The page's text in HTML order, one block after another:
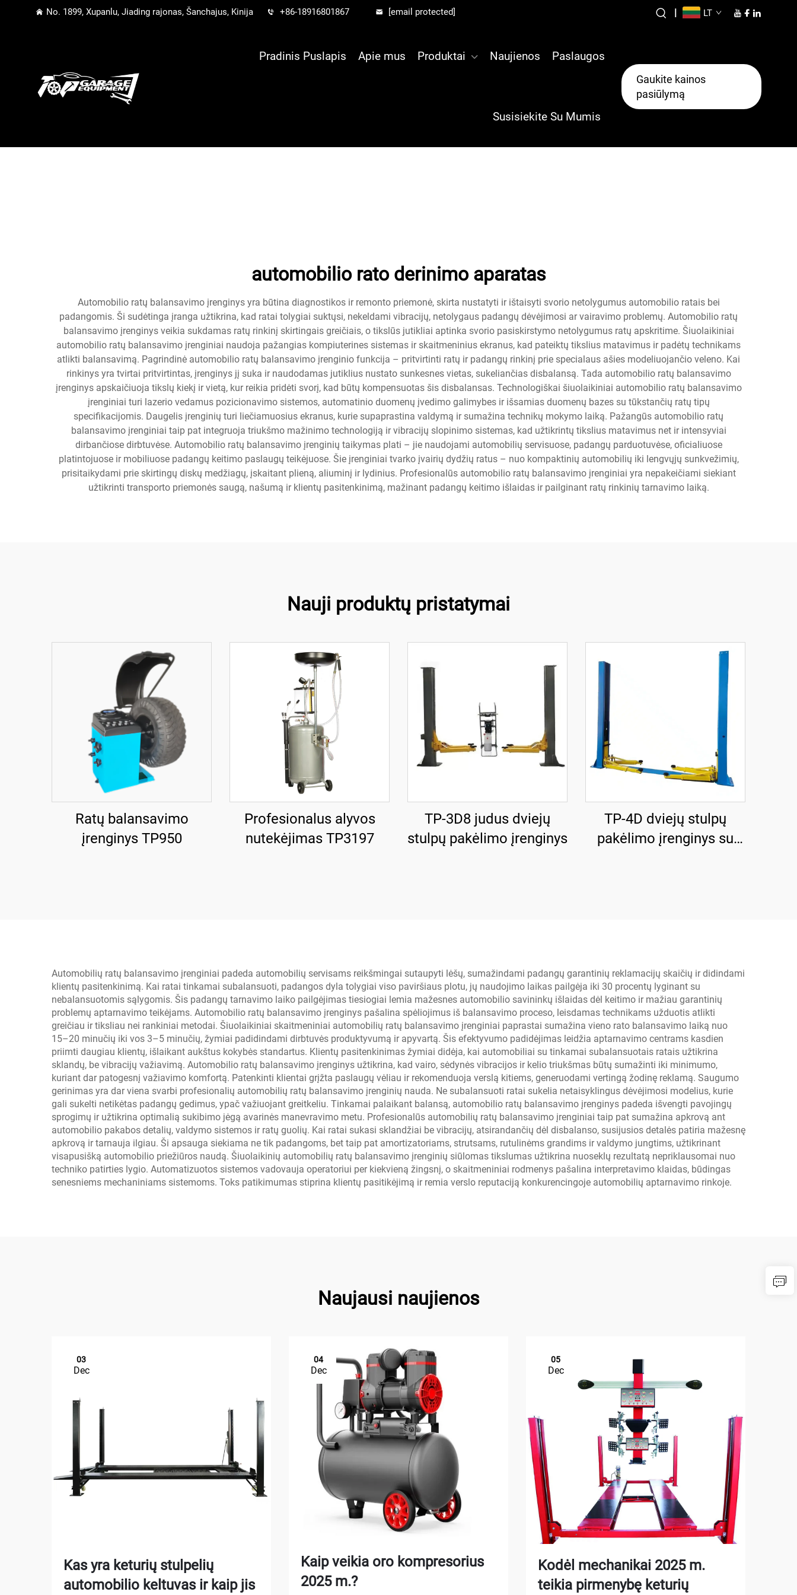
No. 1899, Xupanlu, Jiading rajonas, Šanchajus, Kinija +86-18916801867 [email protected] | LT
Pradinis Puslapis Apie mus Produktai Naujienos Paslaugos
Susisiekite Su Mumis
Gaukite kainos
pasiūlymą
automobilio rato derinimo aparatas
Automobilio ratų balansavimo įrenginys yra būtina diagnostikos ir remonto priemonė, skirta nustatyti ir ištaisyti svorio netolygumus automobilio ratais bei
padangomis. Ši sudėtinga įranga užtikrina, kad ratai tolygiai suktųsi, nekeldami vibracijų, netolygaus padangų dėvėjimosi ar vairavimo problemų. Automobilio ratų
balansavimo įrenginys veikia sukdamas ratų rinkinį skirtingais greičiais, o tikslūs jutikliai aptinka svorio pasiskirstymo netolygumus ratų apskritime. Šiuolaikiniai
automobilio ratų balansavimo įrenginiai naudoja pažangias kompiuterines sistemas ir skaitmeninius ekranus, kad pateiktų tikslius matavimus ir padėtų technikams
atlikti balansavimą. Pagrindinė automobilio ratų balansavimo įrenginio funkcija – pritvirtinti ratų ir padangų rinkinį prie specialaus ašies modeliuojančio veleno. Kai
rinkinys yra tvirtai pritvirtintas, įrenginys jį suka ir naudodamas jutiklius nustato sunkesnes vietas, sukeliančias disbalansą. Tada automobilio ratų balansavimo
įrenginys apskaičiuoja tikslų kiekį ir vietą, kur reikia pridėti svorį, kad būtų kompensuotas šis disbalansas. Technologiškai šiuolaikiniai automobilio ratų balansavimo
įrenginiai turi lazerio vedamus pozicionavimo sistemos, automatinio duomenų įvedimo galimybes ir išsamias duomenų bazes su tūkstančių ratų tipų
specifikacijomis. Daugelis įrenginių turi liečiamuosius ekranus, kurie supaprastina valdymą ir sumažina technikų mokymo laiką. Pažangūs automobilio ratų
balansavimo įrenginiai taip pat integruoja triukšmo mažinimo technologiją ir vibracijų slopinimo sistemas, kad užtikrintų tikslius matavimus net ir intensyviai
dirbančiose dirbtuvėse. Automobilio ratų balansavimo įrenginių taikymas plati – jie naudojami automobilių servisuose, padangų parduotuvėse, oficialiuose
platintojuose ir mobiliuose padangų keitimo paslaugų teikėjuose. Šie įrenginiai tvarko įvairių dydžių ratus – nuo kompaktinių automobilių iki lengvųjų sunkvežimių,
prisitaikydami prie skirtingų diskų medžiagų, įskaitant plieną, aliuminį ir lydinius. Profesionalūs automobilio ratų balansavimo įrenginiai yra nepakeičiami siekiant
užtikrinti transporto priemonės saugą, našumą ir klientų pasitenkinimą, mažinant padangų keitimo išlaidas ir pailginant ratų rinkinių tarnavimo laiką.
Nauji produktų pristatymai
Ratų balansavimo
įrenginys TP950
Profesionalus alyvos
nutekėjimas TP3197
TP-3D8 judus dviejų
stulpų pakėlimo įrenginys
TP-4D dviejų stulpų
pakėlimo įrenginys su
Automobilių ratų balansavimo įrenginiai padeda automobilių servisams reikšmingai sutaupyti lėšų, sumažindami padangų garantinių reklamacijų skaičių ir didindami
klientų pasitenkinimą. Kai ratai tinkamai subalansuoti, padangos dyla tolygiai viso paviršiaus plotu, jų naudojimo laikas pailgėja iki 30 procentų lyginant su
nebalansuotomis sąlygomis. Šis padangų tarnavimo laiko pailgėjimas tiesiogiai lemia mažesnes automobilio savininkų išlaidas dėl keitimo ir mažiau garantinių
problemų aptarnavimo teikėjams. Automobilio ratų balansavimo įrenginys pašalina spėliojimus iš balansavimo proceso, leisdamas technikams užduotis atlikti
greičiau ir tiksliau nei rankiniai metodai. Šiuolaikiniai skaitmeniniai automobilių ratų balansavimo įrenginiai paprastai sumažina vieno rato balansavimo laiką nuo
15–20 minučių iki vos 3–5 minučių, žymiai padidindami dirbtuvės produktyvumą ir apyvartą. Šis efektyvumo padidėjimas leidžia aptarnavimo centrams kasdien
priimti daugiau klientų, išlaikant aukštus kokybės standartus. Klientų pasitenkinimas žymiai didėja, kai automobiliai su tinkamai subalansuotais ratais užtikrina
sklandų, be vibracijų važiavimą. Automobilio ratų balansavimo įrenginys užtikrina, kad vairo, sėdynės vibracijos ir kelio triukšmas būtų sumažinti iki minimumo,
kuriant dar patogesnį važiavimo komfortą. Patenkinti klientai grįžta paslaugų vėliau ir rekomenduoja verslą kitiems, generuodami vertingą žodinę reklamą. Saugumo
gerinimas yra dar viena svarbi profesionalių automobilių ratų balansavimo įrenginių nauda. Ne subalansuoti ratai sukelia netaisyklingus dėvėjimosi modelius, kurie
gali sukelti netikėtas padangų gedimus, ypač važiuojant greitkeliu. Tinkamai palaikant balansą, automobilio ratų balansavimo įrenginys padeda išvengti pavojingų
sprogimų ir užtikrina optimalią sukibimo jėgą avarinės manevravimo metu. Profesionalūs automobilių ratų balansavimo įrenginiai taip pat sumažina apkrovą ant
automobilio pakabos detalių, valdymo sistemos ir ratų guolių. Kai ratai sukasi sklandžiai be vibracijų, atsirandančių dėl disbalanso, susijusios detalės patiria mažesnę
apkrovą ir tarnauja ilgiau. Ši apsauga siekiama ne tik padangoms, bet taip pat amortizatoriams, strutsams, rutulinėms grandims ir valdymo jungtims, užtikrinant
visapusišką automobilio priežiūros naudą. Šiuolaikinių automobilių ratų balansavimo įrenginių siūlomas tikslumas užtikrina nuoseklų rezultatą nepriklausomai nuo
techniko patirties lygio. Automatizuotos sistemos vadovauja operatoriui per kiekvieną žingsnį, o skaitmeniniai rodmenys pašalina interpretavimo klaidas, būdingas
senesniems mechaniniams sistemoms. Toks patikimumas stiprina klientų pasitikėjimą ir remia verslo reputaciją konkurencingoje automobilių aptarnavimo rinkoje.
Naujausi naujienos
03
Dec
Kas yra keturių stulpelių
automobilio keltuvas ir kaip jis
04
Dec
Kaip veikia oro kompresorius
2025 m.?
05
Dec
Kodėl mechanikai 2025 m.
teikia pirmenybę keturių